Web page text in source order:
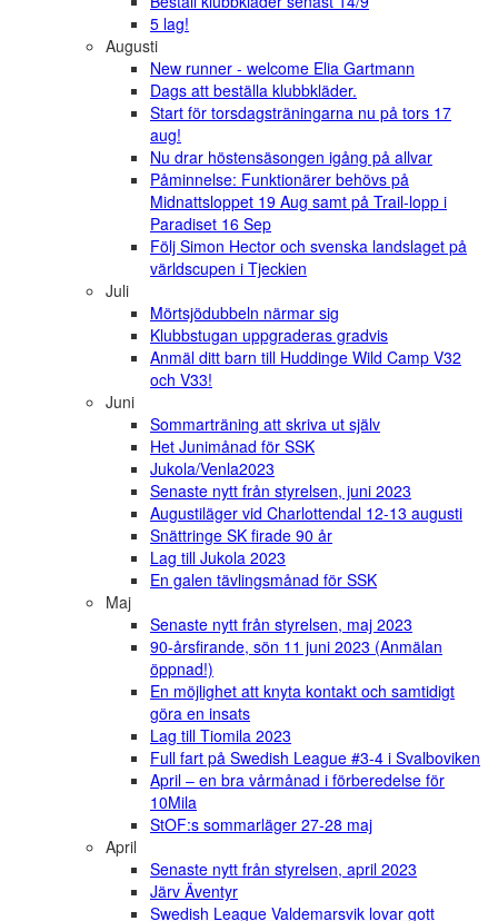
5 lag!
Augusti
New runner - welcome Elia Gartmann
Dags att beställa klubbkläder.
Start för torsdagsträningarna nu på tors 17
aug!
Nu drar höstensäsongen igång på allvar
Påminnelse: Funktionärer behövs på
Midnattsloppet 19 Aug samt på Trail-lopp i
Paradiset 16 Sep
Följ Simon Hector och svenska landslaget på
världscupen i Tjeckien
Juli
Mörtsjödubbeln närmar sig
Klubbstugan uppgraderas gradvis
Anmäl ditt barn till Huddinge Wild Camp V32
och V33!
Juni
Sommarträning att skriva ut själv
Het Junimånad för SSK
Jukola/Venla2023
Senaste nytt från styrelsen, juni 2023
Augustiläger vid Charlottendal 12-13 augusti
Snättringe SK firade 90 år
Lag till Jukola 2023
En galen tävlingsmånad för SSK
Maj
Senaste nytt från styrelsen, maj 2023
90-årsfirande, sön 11 juni 2023 (Anmälan
öppnad!)
En möjlighet att knyta kontakt och samtidigt
göra en insats
Lag till Tiomila 2023
Full fart på Swedish League #3-4 i Svalboviken
April – en bra vårmånad i förberedelse för
10Mila
StOF:s sommarläger 27-28 maj
April
Senaste nytt från styrelsen, april 2023
Järv Äventyr
Swedish League Valdemarsvik lovar gott